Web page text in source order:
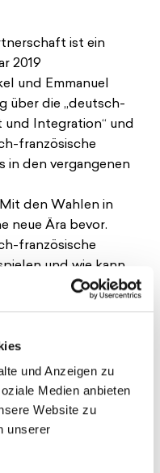
und Anzeigen zu
Medien anbieten
Website zu
unserer
ist ein
2019
und Emmanuel
über die „deutsch-
und Integration“ und
französische
in den vergangenen
den Wahlen in
neue Ära bevor.
französische
und wie kann
europäischen
Welche
welche
Chancen sind zu
und wie werden sich